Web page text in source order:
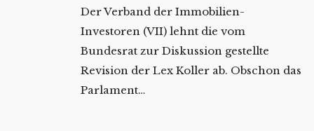
Der Verband der Immobilien-
Investoren (VII) lehnt die vom
Bundesrat zur Diskussion gestellte
Revision der Lex Koller ab. Obschon das
Parlament…